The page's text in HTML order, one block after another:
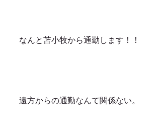
なんと苫小牧から通勤します！！
遠方からの通勤なんて関係ない。